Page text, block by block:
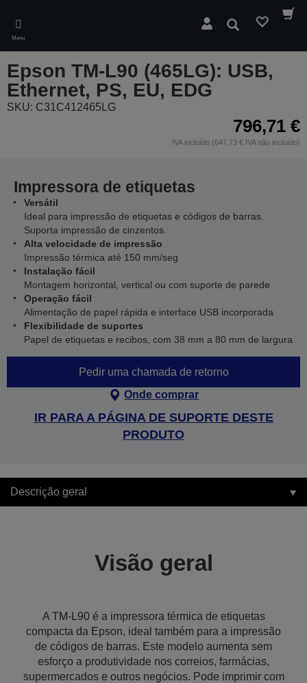
main
content
Menu
Pesquisar
Epson TM-L90 (465LG): USB,
Ethernet, PS, EU, EDG
SKU: C31C412465LG
796,71 €
IVA incluído (647,73 € IVA não incluído)
Impressora de etiquetas
Versátil
Ideal para impressão de etiquetas e códigos de barras.
Suporta impressão de cinzentos.
Alta velocidade de impressão
Impressão térmica até 150 mm/seg
Instalação fácil
Montagem horizontal, vertical ou com suporte de parede
Operação fácil
Alimentação de papel rápida e interface USB incorporada
Flexibilidade de suportes
Papel de etiquetas e recibos, com 38 mm a 80 mm de largura
Pedir uma chamada de retorno
Onde comprar
IR PARA A PÁGINA DE SUPORTE DESTE
PRODUTO
Descrição geral
Visão geral
A TM-L90 é a impressora térmica de etiquetas
compacta da Epson, ideal também para a impressão
de códigos de barras. Este modelo aumenta sem
esforço a produtividade nos correios, farmácias,
supermercados e outros negócios. Pode imprimir com